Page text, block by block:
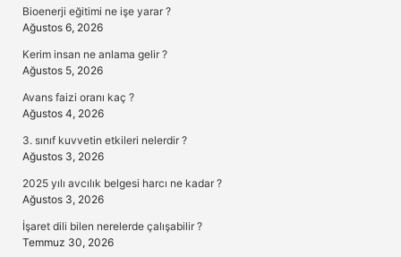
Bioenerji eğitimi ne işe yarar ?
Ağustos 6, 2026
Kerim insan ne anlama gelir ?
Ağustos 5, 2026
Avans faizi oranı kaç ?
Ağustos 4, 2026
3. sınıf kuvvetin etkileri nelerdir ?
Ağustos 3, 2026
2025 yılı avcılık belgesi harcı ne kadar ?
Ağustos 3, 2026
İşaret dili bilen nerelerde çalışabilir ?
Temmuz 30, 2026